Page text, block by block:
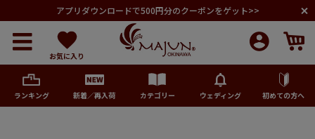
アプリダウンロードで500円分のクーポンをゲット>>
お気に入り
ランキング 新着／再入荷 カテゴリー ウェディング 初めての方へ